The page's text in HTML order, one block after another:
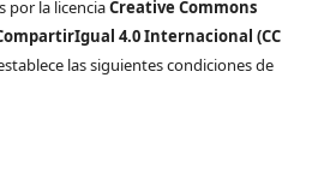
la licenciaCreative Commons
4.0 Internacional (CC
las siguientes condiciones de